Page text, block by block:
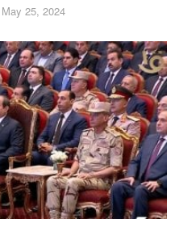
May 25, 2024